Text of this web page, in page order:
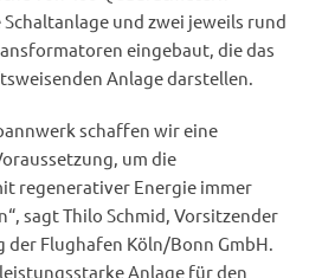
und zwei jeweils rund
eingebaut, die das
Anlage darstellen.
schaffen wir eine
um die
regenerativer Energie immer
sagt Thilo Schmid, Vorsitzender
Flughafen Köln/Bonn GmbH.
Anlage für den